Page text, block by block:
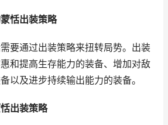
恬出装策略
要通过出装策略来扭转局势。出装
和提高生存能力的装备、增加对敌
以及进步持续输出能力的装备。
出装策略